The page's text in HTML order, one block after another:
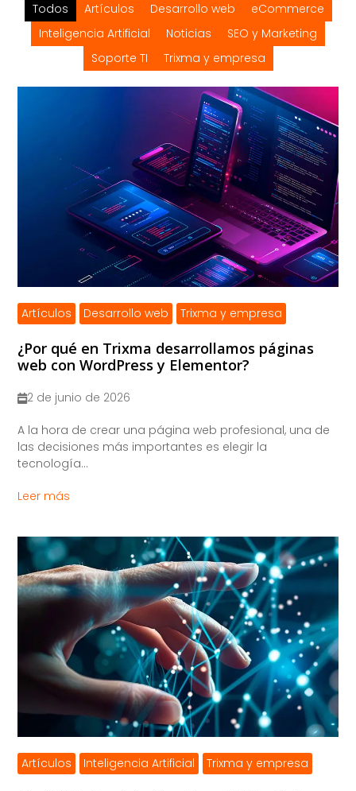
Todos Artículos Desarrollo web
eCommerce
Inteligencia Artificial
Noticias
SEO y Marketing
Soporte TI
Trixma y empresa
Artículos Desarrollo web Trixma y empresa
¿Por qué en Trixma desarrollamos páginas
web con WordPress y Elementor?
2 de junio de 2026
A la hora de crear una página web profesional, una de
las decisiones más importantes es elegir la
tecnología...
Leer más
Artículos Inteligencia Artificial Trixma y empresa